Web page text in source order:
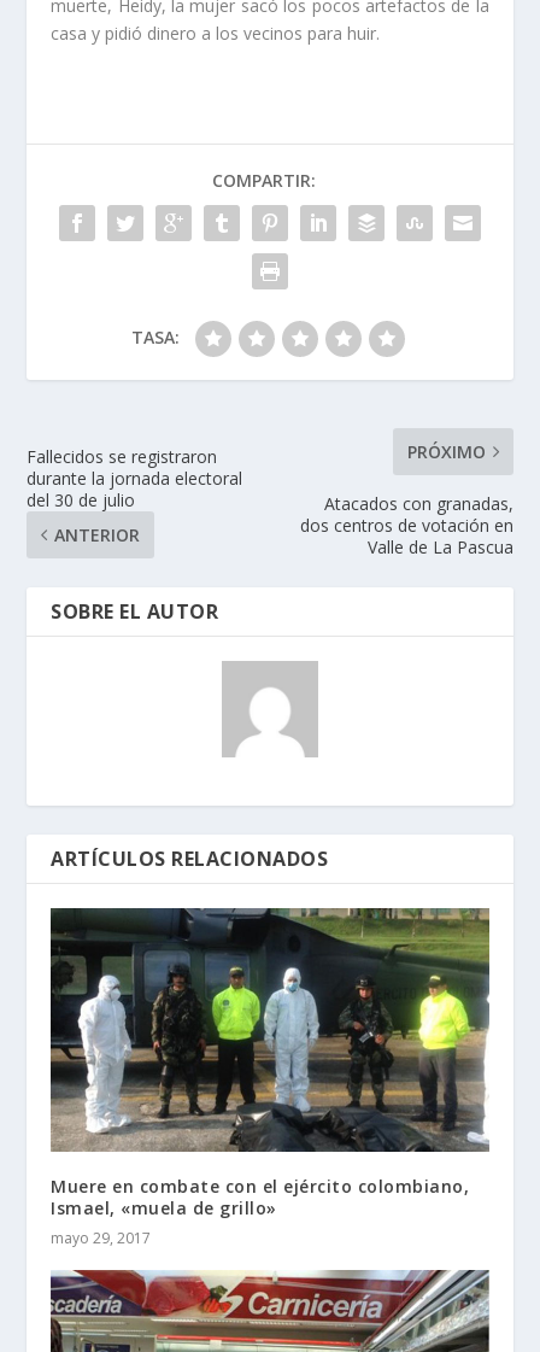
muerte, Heidy, la mujer sacó los pocos artefactos de la
casa y pidió dinero a los vecinos para huir.
COMPARTIR:
TASA:
Fallecidos se registraron
durante la jornada electoral
del 30 de julio
ANTERIOR
PRÓXIMO
Atacados con granadas,
dos centros de votación en
Valle de La Pascua
SOBRE EL AUTOR
ARTÍCULOS RELACIONADOS
Muere en combate con el ejército colombiano,
Ismael, «muela de grillo»
mayo 29, 2017